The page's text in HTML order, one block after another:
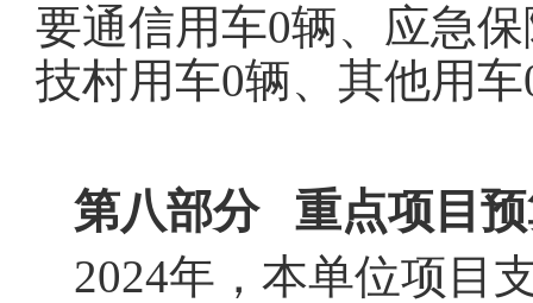
要通信用车0辆、应急
技村用车0辆、其他用
第八部分 重点项目
2024年，本单位项目